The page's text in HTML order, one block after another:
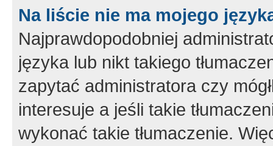
Na liście nie ma mojego
Najprawdopodobniej
języka lub nikt takiego
zapytać administratora czy
interesuje a jeśli takie
wykonać takie tłumaczenie.